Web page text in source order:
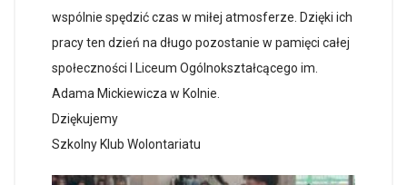
wspólnie spędzić czas w miłej atmosferze. Dzięki ich
pracy ten dzień na długo pozostanie w pamięci całej
społeczności I Liceum Ogólnokształcącego im.
Adama Mickiewicza w Kolnie.
Dziękujemy
Szkolny Klub Wolontariatu